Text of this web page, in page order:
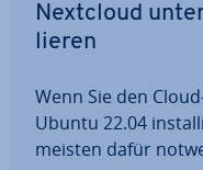
Nextcloud
lie­ren
Wenn Sie den
Ubuntu 22.04
meisten dafür